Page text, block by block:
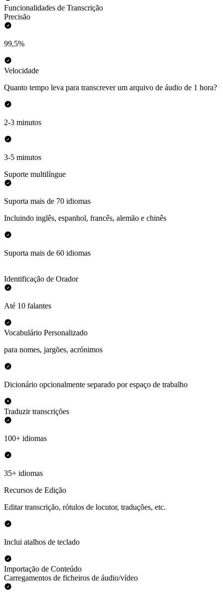
Funcionalidades de Transcrição
Precisão
99,5%
Velocidade
Quanto tempo leva para transcrever um arquivo de áudio de 1 hora?
2-3 minutos
3-5 minutos
Suporte multilíngue
Suporta mais de 70 idiomas
Incluindo inglês, espanhol, francês, alemão e chinês
Suporta mais de 60 idiomas
Identificação de Orador
Até 10 falantes
Vocabulário Personalizado
para nomes, jargões, acrónimos
Dicionário opcionalmente separado por espaço de trabalho
Traduzir transcrições
100+ idiomas
35+ idiomas
Recursos de Edição
Editar transcrição, rótulos de locutor, traduções, etc.
Inclui atalhos de teclado
Importação de Conteúdo
Carregamentos de ficheiros de áudio/vídeo